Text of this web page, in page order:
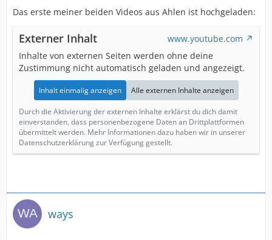
Das erste meiner beiden Videos aus Ahlen ist hochgeladen:
Externer Inhalt
www.youtube.com
Inhalte von externen Seiten werden ohne deine
Zustimmung nicht automatisch geladen und angezeigt.
Inhalt einmalig anzeigen Alle externen Inhalte anzeigen
Durch die Aktivierung der externen Inhalte erklärst du dich damit
einverstanden, dass personenbezogene Daten an Drittplattformen
übermittelt werden. Mehr Informationen dazu haben wir in unserer
Datenschutzerklärung zur Verfügung gestellt.
ways